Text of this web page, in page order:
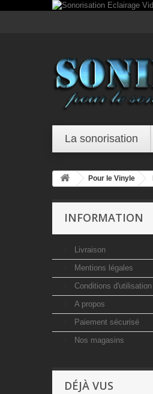
La sonorisation
Pour le Vinyle
INFORMATION
Livraison
Mentions légales
Conditions d'utilisation
A propos
Paiement sécurisé
Nos magasins
DÉJÀ VUS